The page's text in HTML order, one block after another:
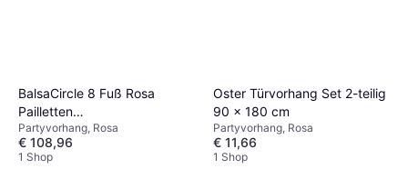
BalsaCircle 8 Fuß Rosa
Pailletten
Hintergrundvorhang
Partyvorhang, Rosa
€ 108,96
1 Shop
Oster Türvorhang Set 2-teilig
90 x 180 cm
Partyvorhang, Rosa
€ 11,66
1 Shop